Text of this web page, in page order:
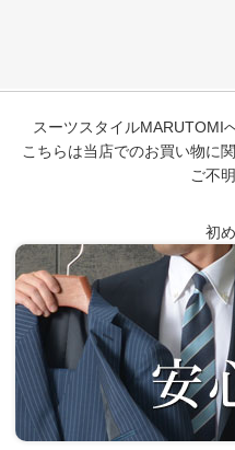
スーツスタイルMARUTOMI
こちらは当店でのお買い物に
ご不
初